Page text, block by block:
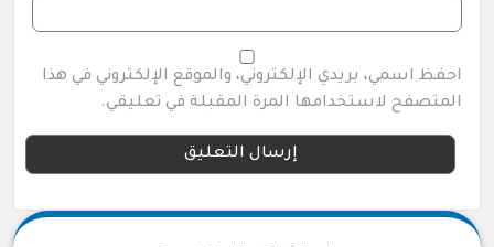
احفظ اسمي، بريدي الإلكتروني، والموقع الإلكتروني في هذا
المتصفح لاستخدامها المرة المقبلة في تعليقي.